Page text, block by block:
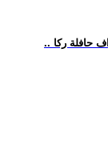
حافلة ركا